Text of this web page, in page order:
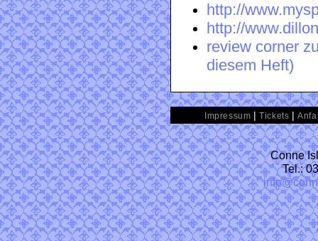
http://
http://
review corner
diesem Heft)
Impressum | Tickets |
Conne
Tel.: